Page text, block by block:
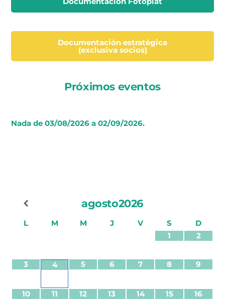
Documentación estratégica
(exclusiva socios)
Próximos eventos
Nada de 03/08/2026 a 02/09/2026.
agosto2026
L M M J V S
D
1
2
3 4 5 6 7 8 9
10 11 12 13 14 15 16